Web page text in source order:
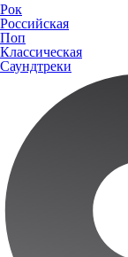
Рок
Российская
Поп
Классическая
Саундтреки